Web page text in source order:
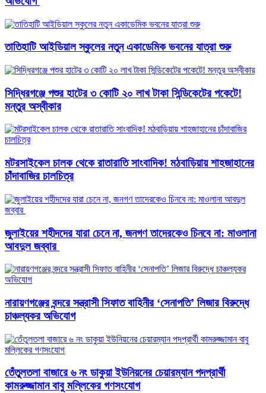
তাতিহাটি আইডিয়াল স্কুলের নতুন একাডেমিক ভবনের যাত্রা শুরু
সিদ্ধিরগঞ্জে পশুর হাটের ৩ কোটি ২০ লাখ টাকা সিন্ডিকেটের পকেটে!
মন্তুর অস্বীকার
মটরসাইকেল চালক থেকে রাতারাতি সাংবাদিক! মঠবাড়িয়ায় শাহজাহানের
চাঁদাবাজির চালচিত্র
জুলাইয়ের শহীদদের যারা চেনে না, জনগণ তাদেরকেও চিনবে না: মাওলানা
আবদুল জব্বার ​
নারায়ণগঞ্জের বন্দরে সন্ত্রাসী সিফাত বাহিনীর ‘সেনাপতি’ লিজার বিরুদ্ধে
চাঞ্চল্যকর অভিযোগ
তেঁতুলতলা বাজারে ৬ নং ডাকুয়া ইউনিয়নের চেয়ারম্যান পদপ্রার্থী
কামরুজ্জামান বাবু মল্লিকের গণসংযোগ